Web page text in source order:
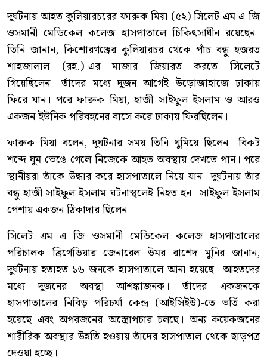
দুর্ঘটনায় আহত কুলিয়ারচরের ফারুক মিয়া (৫২) সিলেট এম এ জি
ওসমানী মেডিকেল কলেজ হাসপাতালে চিকিৎসাধীন রয়েছেন।
তিনি জানান, কিশোরগঞ্জের কুলিয়ারচর থেকে পাঁচ বন্ধু হজরত
শাহজালাল (রহ.)-এর মাজার জিয়ারত করতে সিলেটে
গিয়েছিলেন। তাঁদের মধ্যে দুজন আগেই উড়োজাহাজে ঢাকায়
ফিরে যান। পরে ফারুক মিয়া, হাজী সাইফুল ইসলাম ও আরও
একজন ইউনিক পরিবহনের বাসে করে ঢাকায় ফিরছিলেন।
ফারুক মিয়া বলেন, দুর্ঘটনার সময় তিনি ঘুমিয়ে ছিলেন। বিকট
শব্দে ঘুম ভেঙে গেলে নিজেকে আহত অবস্থায় দেখতে পান। পরে
স্থানীয়রা তাঁকে উদ্ধার করে হাসপাতালে নিয়ে যান। দুর্ঘটনায় তাঁর
বন্ধু হাজী সাইফুল ইসলাম ঘটনাস্থলেই নিহত হন। সাইফুল ইসলাম
পেশায় একজন ঠিকাদার ছিলেন।
সিলেট এম এ জি ওসমানী মেডিকেল কলেজ হাসপাতালের
পরিচালক ব্রিগেডিয়ার জেনারেল উমর রাশেদ মুনির জানান,
দুর্ঘটনায় হতাহত ১৬ জনকে হাসপাতালে আনা হয়েছে। আহতদের
মধ্যে দুজনের অবস্থা আশঙ্কাজনক। তাঁদের একজনকে
হাসপাতালের নিবিড় পরিচর্যা কেন্দ্র (আইসিইউ)-তে ভর্তি করা
হয়েছে এবং অপরজনের অস্ত্রোপচার চলছে। অন্য কয়েকজনের
শারীরিক অবস্থার উন্নতি হওয়ায় তাঁদের হাসপাতাল থেকে ছাড়পত্র
দেওয়া হচ্ছে।